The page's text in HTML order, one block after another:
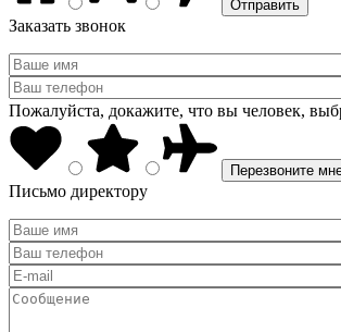
Заказать звонок
Пожалуйста, докажите, что вы человек,
Письмо директору